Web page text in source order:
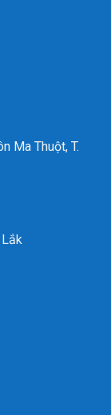
Ma Thuột, T.
Lắk